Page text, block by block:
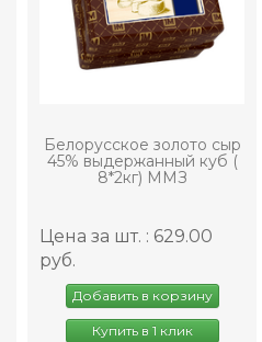
Белорусское золото сыр
45% выдержанный куб (
8*2кг) ММЗ
Цена за шт. : 629.00
руб.
Добавить в корзину
Купить в 1 клик